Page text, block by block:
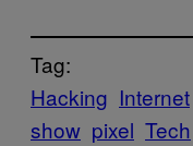
Tag:
Hacking Internet
show pixel Tech